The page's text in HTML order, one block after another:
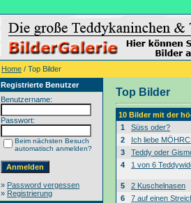
Home / Top Bilder
Registrierte Benutzer
Benutzername:
Passwort:
Beim nächsten Besuch
automatisch anmelden?
» Password vergessen
» Registrierung
Top Bilder
10 Bilder mit der
1
Süss oder?
2
Ich liebe
3
Teddy oder
4
1 von 6
5
2 Kuschelnasen
6
7 auf einen